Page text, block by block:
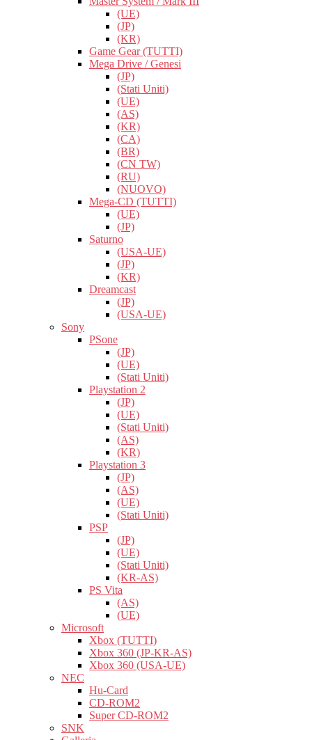
(UE)
(JP)
(KR)
Game Gear (TUTTI)
Mega Drive / Genesi
(JP)
(Stati Uniti)
(UE)
(AS)
(KR)
(CA)
(BR)
(CN TW)
(RU)
(NUOVO)
Mega-CD (TUTTI)
(UE)
(JP)
Saturno
(USA-UE)
(JP)
(KR)
Dreamcast
(JP)
(USA-UE)
Sony
PSone
(JP)
(UE)
(Stati Uniti)
Playstation 2
(JP)
(UE)
(Stati Uniti)
(AS)
(KR)
Playstation 3
(JP)
(AS)
(UE)
(Stati Uniti)
PSP
(JP)
(UE)
(Stati Uniti)
(KR-AS)
PS Vita
(AS)
(UE)
Microsoft
Xbox (TUTTI)
Xbox 360 (JP-KR-AS)
Xbox 360 (USA-UE)
NEC
Hu-Card
CD-ROM2
Super CD-ROM2
SNK